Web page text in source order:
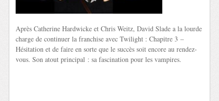
Après Catherine Hardwicke et Chris Weitz, David Slade a la lourde
charge de continuer la franchise avec Twilight : Chapitre 3 –
Hésitation et de faire en sorte que le succès soit encore au rendez-
vous. Son atout principal : sa fascination pour les vampires.